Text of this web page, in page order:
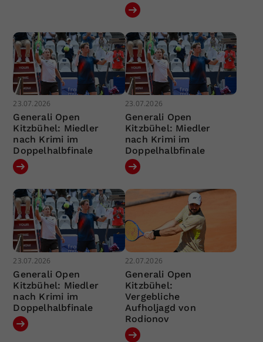
23.07.2026
Generali Open
Kitzbühel: Miedler
nach Krimi im
Doppelhalbfinale
23.07.2026
Generali Open
Kitzbühel: Miedler
nach Krimi im
Doppelhalbfinale
23.07.2026
Generali Open
Kitzbühel: Miedler
nach Krimi im
Doppelhalbfinale
22.07.2026
Generali Open
Kitzbühel:
Vergebliche
Aufholjagd von
Rodionov